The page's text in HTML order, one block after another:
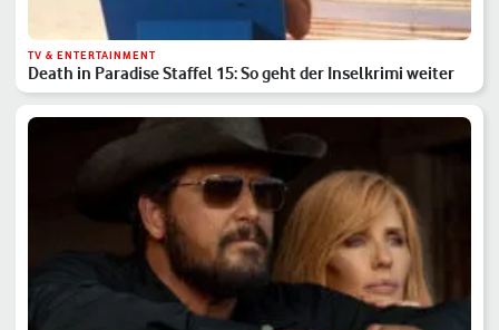
TV & ENTERTAINMENT
Death in Paradise Staffel 15: So geht der Inselkrimi weiter